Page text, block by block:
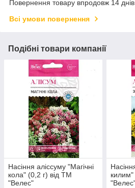
Повернення товару впродовж 14
Всі умови повернення
Подібні товари компанії
Насіння аліссуму "Магічні
кола" (0,2 г) від ТМ
"Велес"
килим"